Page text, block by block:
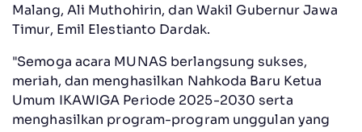
Malang, Ali Muthohirin, dan Wakil Gubernur Jawa
Timur, Emil Elestianto Dardak.
"Semoga acara MUNAS berlangsung sukses,
meriah, dan menghasilkan Nahkoda Baru Ketua
Umum IKAWIGA Periode 2025-2030 serta
menghasilkan program-program unggulan yang